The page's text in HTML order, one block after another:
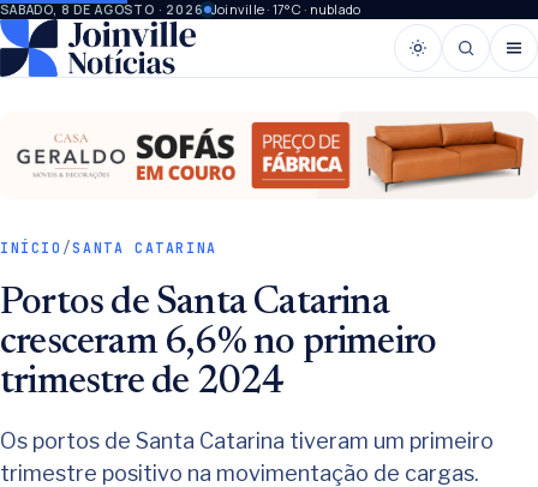
SÁBADO, 8 DE AGOSTO · 2026 Joinville · 17°C · nublado
INÍCIO /SANTA CATARINA
Portos de Santa Catarina
cresceram 6,6% no primeiro
trimestre de 2024
Os portos de Santa Catarina tiveram um primeiro
trimestre positivo na movimentação de cargas.